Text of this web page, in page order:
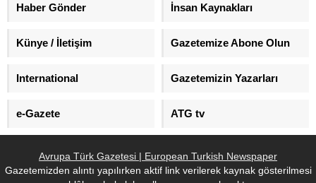
Haber Gönder İnsan Kaynakları
Künye / İletişim Gazetemize Abone Olun
International Gazetemizin Yazarları
e-Gazete ATG tv
Avrupa Türk Gazetesi | European Turkish Newspaper
Gazetemizden alıntı yapılırken aktif link verilerek kaynak gösterilmesi